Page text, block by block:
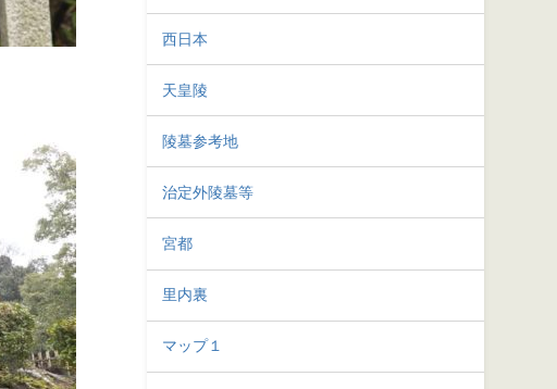
西日本
天皇陵
陵墓参考地
治定外陵墓等
宮都
里内裏
マップ１